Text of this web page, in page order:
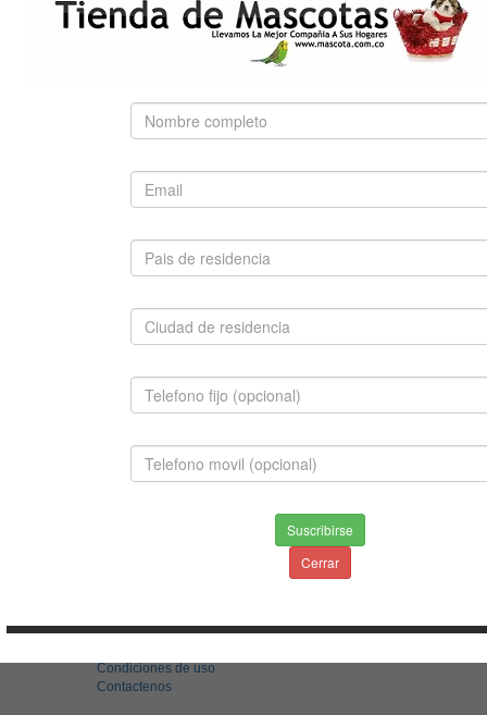
ROYAL CANIN
BÚSQUEDA RÁPIDA
Use palabras clave para encontrar el producto que
Búsqueda Avanzada
JACK RUSELL TERRIER
Envios & Devoluciones
Condiciones de uso
Contactenos
Suscribirse
Cerrar